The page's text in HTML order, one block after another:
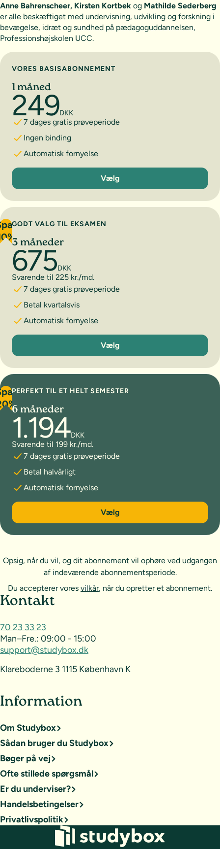
Anne Bahrenscheer, Kirsten Kortbek og Mathilde Sederberg
er alle beskæftiget med undervisning, udvikling og forskning i
bevægelse, idræt og sundhed på pædagoguddannelsen,
Professionshøjskolen UCC.
Vælg abonnement
VORES BASISABONNEMENT
1 måned
249DKK
7 dages gratis prøveperiode
Ingen binding
Automatisk fornyelse
1 måned
Vælg
GODT VALG TIL EKSAMEN
3 måneder
675DKK
Svarende til 225 kr./md.
7 dages gratis prøveperiode
Betal kvartalsvis
Automatisk fornyelse
3 måneder
Vælg
PERFEKT TIL ET HELT SEMESTER
6 måneder
1.194DKK
Svarende til 199 kr./md.
7 dages gratis prøveperiode
Betal halvårligt
Automatisk fornyelse
6 måneder
Vælg
Opsig, når du vil, og dit abonnement vil ophøre ved udgangen
af indeværende abonnementsperiode.
Du accepterer vores vilkår, når du opretter et abonnement.
Sideoversigt og kontakt
Kontakt
70 23 33 23
Man–Fre.: 09:00 - 15:00
support@studybox.dk
Klareboderne 3 1115 København K
Information
Om Studybox
Sådan bruger du Studybox
Bøger på vej
Ofte stillede spørgsmål
Er du underviser?
Handelsbetingelser
Privatlivspolitik